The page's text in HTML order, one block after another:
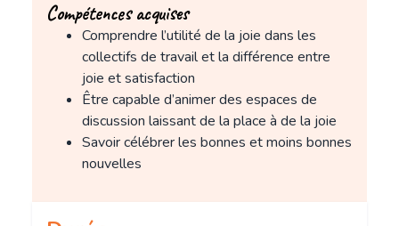
Compétences acquises
Comprendre l’utilité de la joie dans les
collectifs de travail et la différence entre
joie et satisfaction
Être capable d’animer des espaces de
discussion laissant de la place à de la joie
Savoir célébrer les bonnes et moins bonnes
nouvelles